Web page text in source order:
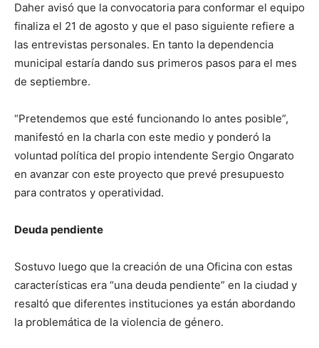
Daher avisó que la convocatoria para conformar el equipo
finaliza el 21 de agosto y que el paso siguiente refiere a
las entrevistas personales. En tanto la dependencia
municipal estaría dando sus primeros pasos para el mes
de septiembre.
“Pretendemos que esté funcionando lo antes posible”,
manifestó en la charla con este medio y ponderó la
voluntad política del propio intendente Sergio Ongarato
en avanzar con este proyecto que prevé presupuesto
para contratos y operatividad.
Deuda pendiente
Sostuvo luego que la creación de una Oficina con estas
características era “una deuda pendiente” en la ciudad y
resaltó que diferentes instituciones ya están abordando
la problemática de la violencia de género.